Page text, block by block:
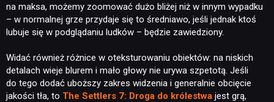
na maksa, możemy zoomować dużo bliżej niż w innym wypadku
– w normalnej grze przydaje się to średniawo, jeśli jednak ktoś
lubuje się w podglądaniu ludków – będzie zawiedziony.
Widać również różnice w oteksturowaniu obiektów: na niskich
detalach wieje blurem i mało głowy nie urywa szpetotą. Jeśli
do tego dodać uboższy zakres widzenia i generalnie obcięcie
jakości tła, to The Settlers 7: Droga do królestwa jest grą,